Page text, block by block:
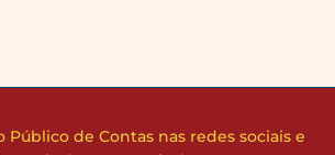
Público de Contas nas redes sociais e